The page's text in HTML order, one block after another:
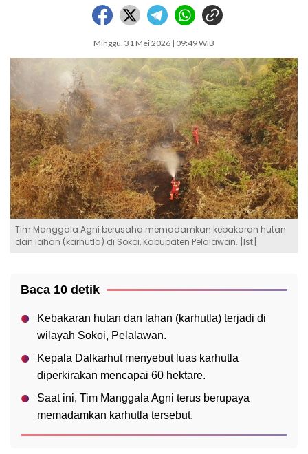
Minggu, 31 Mei 2026 | 09:49 WIB
Tim Manggala Agni berusaha memadamkan kebakaran hutan
dan lahan (karhutla) di Sokoi, Kabupaten Pelalawan. [Ist]
Baca 10 detik
Kebakaran hutan dan lahan (karhutla) terjadi di
wilayah Sokoi, Pelalawan.
Kepala Dalkarhut menyebut luas karhutla
diperkirakan mencapai 60 hektare.
Saat ini, Tim Manggala Agni terus berupaya
memadamkan karhutla tersebut.